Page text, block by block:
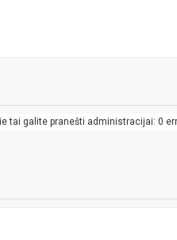
tai galite pranešti administracijai: 0